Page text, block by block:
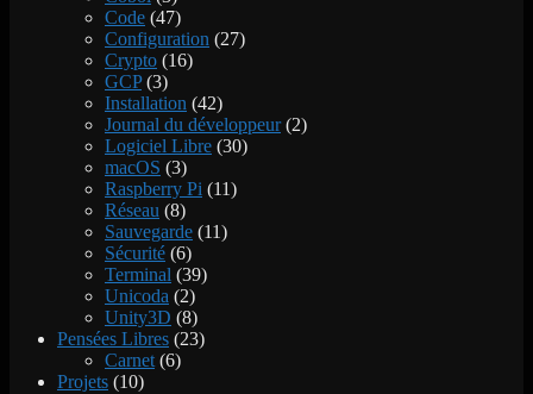
Code (47)
Configuration (27)
Crypto (16)
GCP(3)
Installation (42)
Journal du développeur(2)
Logiciel Libre (30)
macOS (3)
Raspberry Pi (11)
Réseau (8)
Sauvegarde (11)
Sécurité (6)
Terminal (39)
Unicoda (2)
Unity3D (8)
Pensées Libres (23)
Carnet (6)
Projets (10)